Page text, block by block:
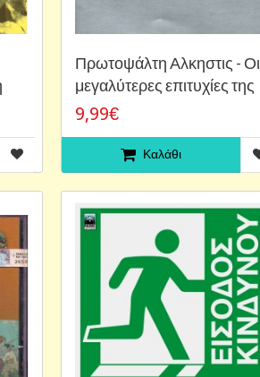
Πρωτοψάλτη Αλκηστις - Οι
μεγαλύτερες επιτυχίες της
9,99€
Καλάθι